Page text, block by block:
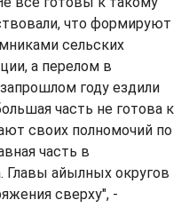
что формируют
сельских
а перелом в
году ездили
часть не готова к
своих полномочий по
часть в
Главы айылных округов
сверху", -